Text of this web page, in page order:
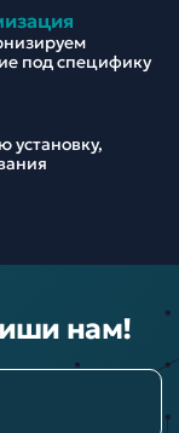
под специфику
установку,
нам!